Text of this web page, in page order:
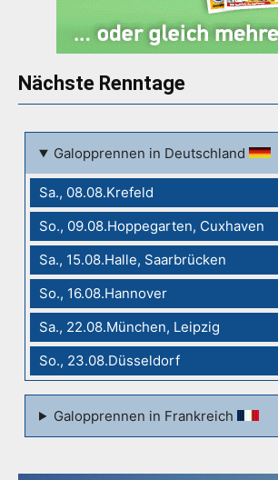
Nächste Renntage
Galopprennen in Deutschland
Sa., 08.08.Krefeld
So., 09.08.Hoppegarten, Cuxhaven
Sa., 15.08.Halle, Saarbrücken
So., 16.08.Hannover
Sa., 22.08.München, Leipzig
So., 23.08.Düsseldorf
Galopprennen in Frankreich